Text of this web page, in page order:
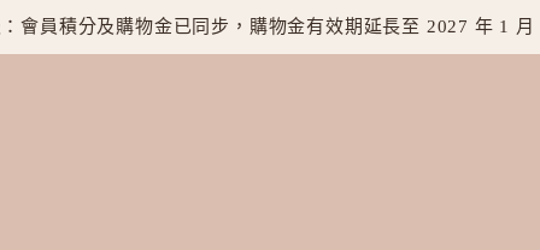
：會員積分及購物金已同步，購物金有效期延長至 2027 年